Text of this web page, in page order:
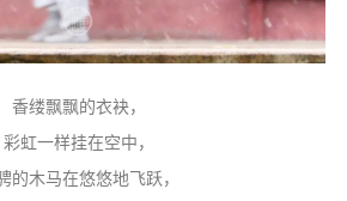
香缕飘飘的衣袂，
彩虹一样挂在空中，
的木马在悠悠地飞跃，